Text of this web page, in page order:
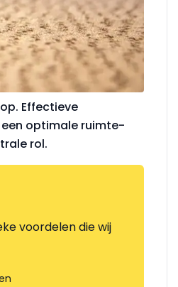
Effectieve
optimale ruimte-
rol.
voordelen die wij